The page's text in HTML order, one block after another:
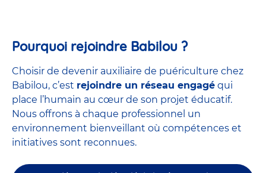
Pourquoi rejoindre Babilou ?
Choisir de devenir auxiliaire de puériculture chez
Babilou, c’est rejoindre un réseau engagé qui
place l’humain au cœur de son projet éducatif.
Nous offrons à chaque professionnel un
environnement bienveillant où compétences et
initiatives sont reconnues.